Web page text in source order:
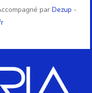
par Dezup -